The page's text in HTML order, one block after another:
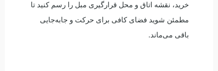
خرید، نقشه اتاق و محل قرارگیری مبل را رسم کنید تا
مطمئن شوید فضای کافی برای حرکت و جا‌به‌جایی
باقی می‌ماند.